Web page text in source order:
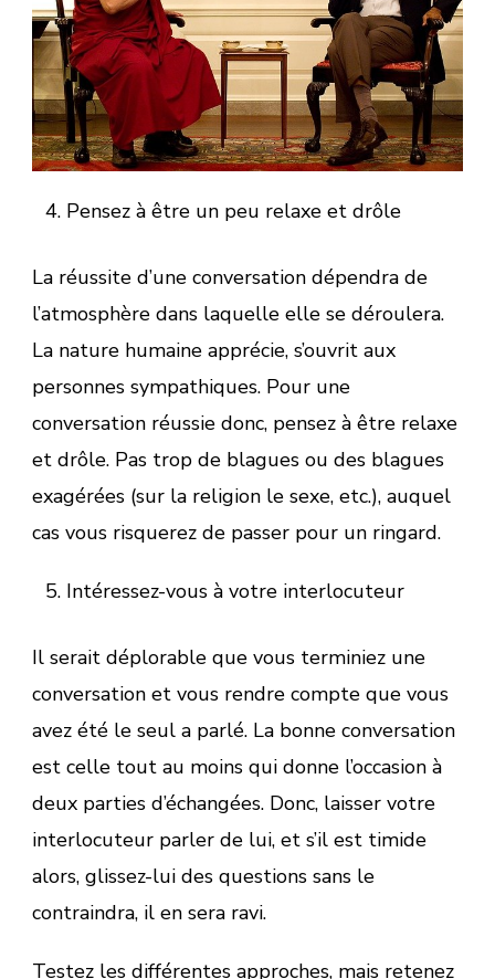
Pensez à être un peu relaxe et drôle
La réussite d’une conversation dépendra de
l’atmosphère dans laquelle elle se déroulera.
La nature humaine apprécie, s’ouvrit aux
personnes sympathiques. Pour une
conversation réussie donc, pensez à être relaxe
et drôle. Pas trop de blagues ou des blagues
exagérées (sur la religion le sexe, etc.), auquel
cas vous risquerez de passer pour un ringard.
Intéressez-vous à votre interlocuteur
Il serait déplorable que vous terminiez une
conversation et vous rendre compte que vous
avez été le seul a parlé. La bonne conversation
est celle tout au moins qui donne l’occasion à
deux parties d’échangées. Donc, laisser votre
interlocuteur parler de lui, et s’il est timide
alors, glissez-lui des questions sans le
contraindra, il en sera ravi.
Testez les différentes approches, mais retenez